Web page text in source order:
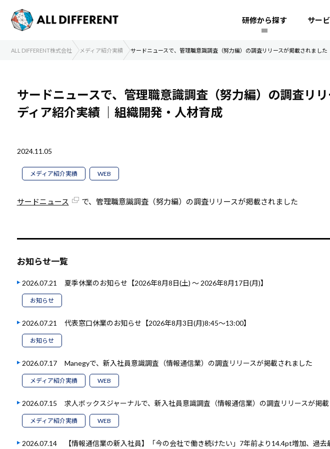
研修から探す サー
ALL DIFFERENT株式会社 メディア紹介実績 サードニュースで、管理職意識調査（努力編）の調査リリースが掲載されました
サードニュースで、管理職意識調査（努力編）の調査リ
ディア紹介実績
｜組織開発・人材育成
2024.11.05
メディア紹介実績 WEB
サードニュース で、管理職意識調査（努力編）の調査リリースが掲載されました
お知らせ一覧
2026.07.21 夏季休業のお知らせ【2026年8月8日(土) ～ 2026年8月17日(月)】
お知らせ
2026.07.21 代表窓口休業のお知らせ【2026年8月3日(月)8:45～13:00】
お知らせ
2026.07.17 Manegyで、新入社員意識調査（情報通信業）の調査リリースが掲載されました
メディア紹介実績 WEB
2026.07.15 求人ボックスジャーナルで、新入社員意識調査（情報通信業）の調査リリースが掲
メディア紹介実績 WEB
2026.07.14 【情報通信業の新入社員】「今の会社で働き続けたい」7年前より14.4pt増加、過去